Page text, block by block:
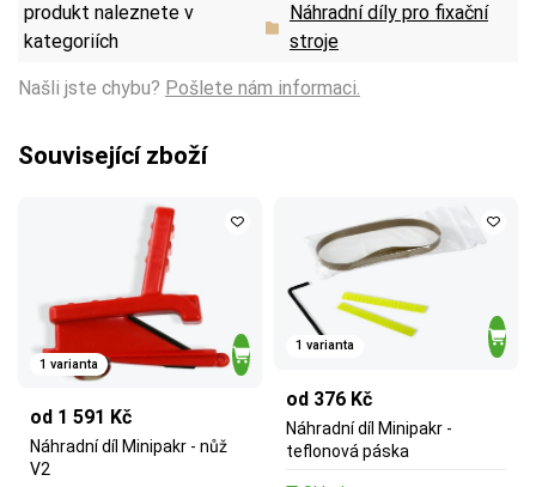
produkt naleznete v
kategoriích
Náhradní díly pro fixační
stroje
Našli jste chybu? Pošlete nám informaci.
Související zboží
1 varianta
od 1 591 Kč
Náhradní díl Minipakr - nůž
V2
1 varianta
od 376 Kč
Náhradní díl Minipakr -
teflonová páska